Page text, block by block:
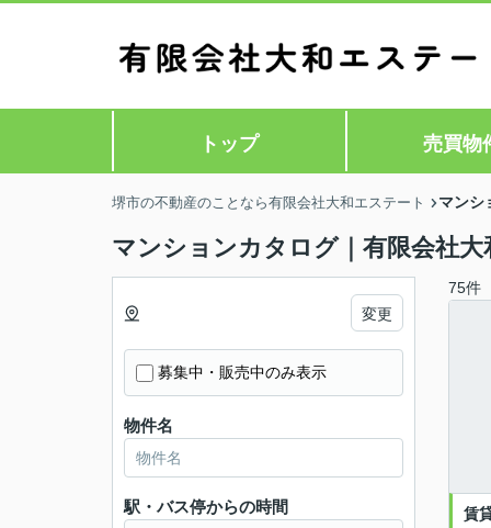
トップ 売買物
堺市の不動産のことなら有限会社大和エステート マンシ
マンションカタログ｜有限会社
変更
募集中・販売中のみ表示
物件名
駅・バス停からの時間
75件
賃